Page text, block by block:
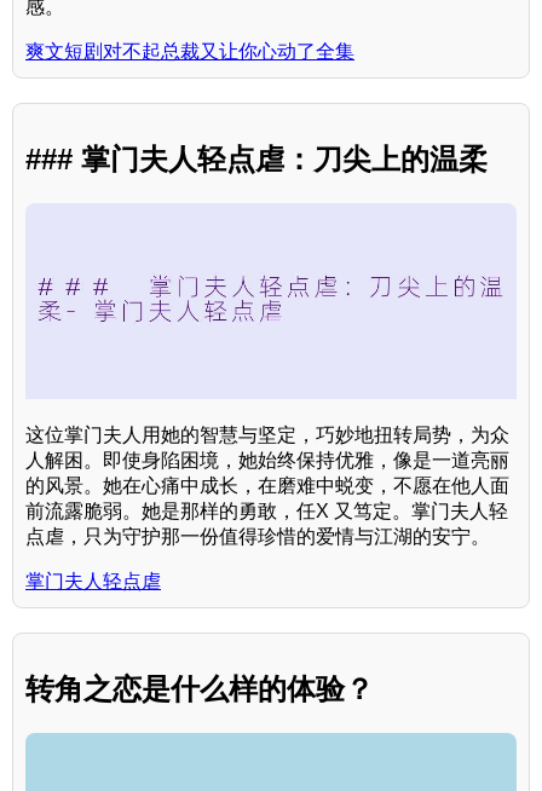
感。
爽文短剧对不起总裁又让你心动了全集
### 掌门夫人轻点虐：刀尖上的温柔
这位掌门夫人用她的智慧与坚定，巧妙地扭转局势，为众
人解困。即使身陷困境，她始终保持优雅，像是一道亮丽
的风景。她在心痛中成长，在磨难中蜕变，不愿在他人面
前流露脆弱。她是那样的勇敢，任X 又笃定。掌门夫人轻
点虐，只为守护那一份值得珍惜的爱情与江湖的安宁。
掌门夫人轻点虐
转角之恋是什么样的体验？